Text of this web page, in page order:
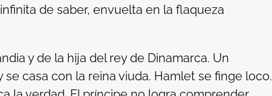
de saber, envuelta en la flaqueza
y de la hija del rey de Dinamarca. Un
casa con la reina viuda. Hamlet se finge loco.